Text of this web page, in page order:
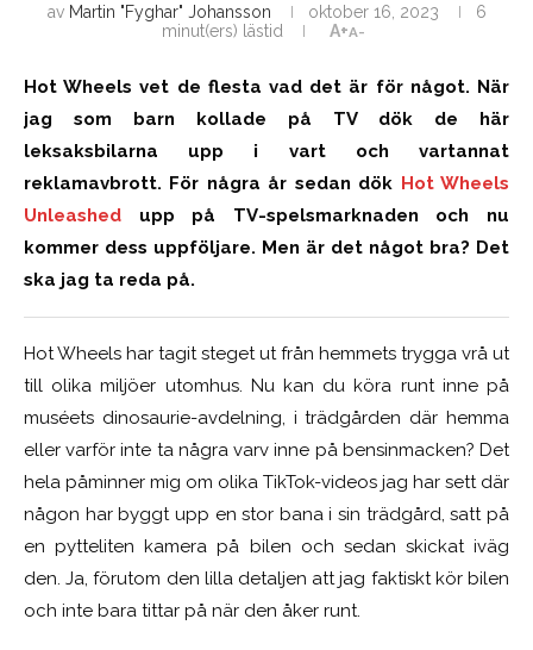
av Martin "Fyghar" Johansson oktober 16, 2023
6
minut(ers) lästid
A+A-
Hot Wheels vet de flesta vad det är för något. När
jag som barn kollade på TV dök de här
leksaksbilarna upp i vart och vartannat
reklamavbrott. För några år sedan dök Hot Wheels
Unleashed upp på TV-spelsmarknaden och nu
kommer dess uppföljare. Men är det något bra? Det
ska jag ta reda på.
Hot Wheels har tagit steget ut från hemmets trygga vrå ut
till olika miljöer utomhus. Nu kan du köra runt inne på
muséets dinosaurie-avdelning, i trädgården där hemma
eller varför inte ta några varv inne på bensinmacken? Det
hela påminner mig om olika TikTok-videos jag har sett där
någon har byggt upp en stor bana i sin trädgård, satt på
en pytteliten kamera på bilen och sedan skickat iväg
den. Ja, förutom den lilla detaljen att jag faktiskt kör bilen
och inte bara tittar på när den åker runt.